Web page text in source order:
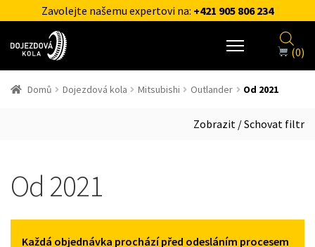
Zavolejte našemu expertovi na: +421 905 806 234
(0)
Domů Dojezdová kola Mitsubishi Outlander Od 2021
Zobrazit / Schovat filtr
Od 2021
Každá objednávka prochází před odesláním procesem